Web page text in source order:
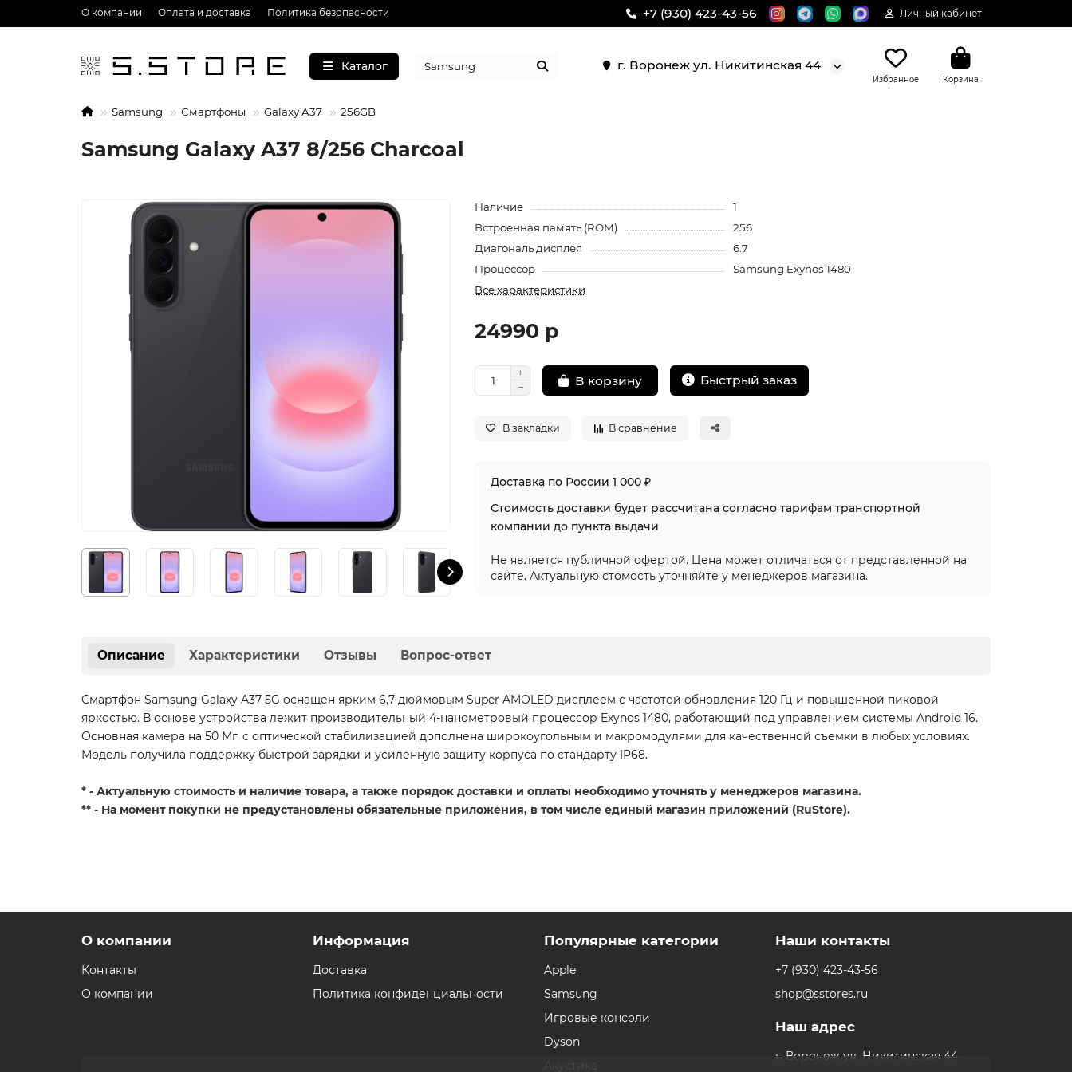
О компании Оплата и доставка Политика безопасности +7 (930) 423-43-56 Личный кабинет
Каталог г. Воронеж ул. Никитинская 44
Избранное Корзина
Samsung Смартфоны Galaxy A37 256GB
Samsung Galaxy A37 8/256 Charcoal
Наличие
1
Встроенная память (ROM)
256
Диагональ дисплея
6.7
Процессор
Samsung Exynos 1480
Все характеристики
24990 р
В корзину Быстрый заказ
В закладки В сравнение
Доставка по России 1 000 ₽
Стоимость доставки будет рассчитана согласно тарифам транспортной
компании до пункта выдачи
Не является публичной офертой. Цена может отличаться от представленной на
сайте. Актуальную стомость уточняйте у менеджеров магазина.
Описание Характеристики Отзывы Вопрос-ответ
Смартфон Samsung Galaxy A37 5G оснащен ярким 6,7-дюймовым Super AMOLED дисплеем с частотой обновления 120 Гц и повышенной пиковой
яркостью. В основе устройства лежит производительный 4-нанометровый процессор Exynos 1480, работающий под управлением системы Android 16.
Основная камера на 50 Мп с оптической стабилизацией дополнена широкоугольным и макромодулями для качественной съемки в любых условиях.
Модель получила поддержку быстрой зарядки и усиленную защиту корпуса по стандарту IP68.
* - Актуальную стоимость и наличие товара, а также порядок доставки и оплаты необходимо уточнять у менеджеров магазина.
** - На момент покупки не предустановлены обязательные приложения, в том числе единый магазин приложений (RuStore).
О компании
Контакты
О компании
Информация
Доставка
Политика конфиденциальности
Популярные категории
Apple
Samsung
Игровые консоли
Dyson
Наши контакты
+7 (930) 423-43-56
shop@sstores.ru
Наш адрес
г. Воронеж ул. Никитинская 44